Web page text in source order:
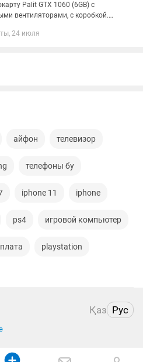
Palit GTX 1060 (6GB) с
вентиляторами, с коробкой.
термопаста, не греются.
24 июля
айфон телевизор
телефоны бу
iphone 11 iphone
ps4 игровой компьютер
playstation
ipad 2
Қаз Рус